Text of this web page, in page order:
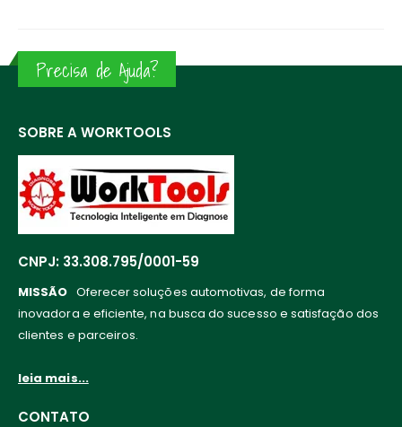
Precisa de Ajuda?
SOBRE A WORKTOOLS
CNPJ: 33.308.795/0001-59
MISSÃO Oferecer soluções automotivas, de forma
inovadora e eficiente, na busca do sucesso e satisfação dos
clientes e parceiros.
leia mais...
CONTATO